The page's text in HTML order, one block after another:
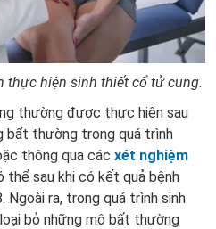
thực hiện sinh thiết cổ tử cung.
thường được thực hiện sau
bất thường trong quá trình
thông qua các xét nghiệm
thể sau khi có kết quả bệnh
Ngoài ra, trong quá trình sinh
bỏ những mô bất thường